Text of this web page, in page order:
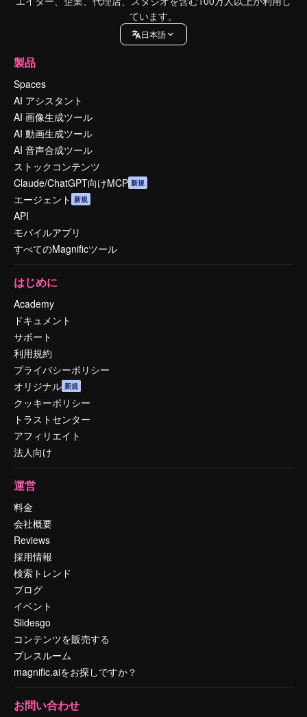
ています。
日本語
製品
Spaces
AI アシスタント
AI 画像生成ツール
AI 動画生成ツール
AI 音声合成ツール
ストックコンテンツ
Claude/ChatGPT向けMCP 新規
エージェント 新規
API
モバイルアプリ
すべてのMagnificツール
はじめに
Academy
ドキュメント
サポート
利用規約
プライバシーポリシー
オリジナル 新規
クッキーポリシー
トラストセンター
アフィリエイト
法人向け
運営
料金
会社概要
Reviews
採用情報
検索トレンド
ブログ
イベント
Slidesgo
コンテンツを販売する
プレスルーム
magnific.aiをお探しですか？
お問い合わせ